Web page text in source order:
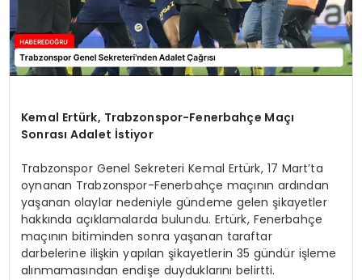
YAŞAM
Kemal Ertürk, Trabzonspor-Fenerbahçe Maçı
Sonrası Adalet İstiyor
Trabzonspor Genel Sekreteri Kemal Ertürk, 17 Mart’ta
oynanan Trabzonspor-Fenerbahçe maçının ardından
yaşanan olaylar nedeniyle gündeme gelen şikayetler
hakkında açıklamalarda bulundu. Ertürk, Fenerbahçe
maçının bitiminden sonra yaşanan taraftar
darbelerine ilişkin yapılan şikayetlerin 35 gündür işleme
alınmamasından endişe duyduklarını belirtti.